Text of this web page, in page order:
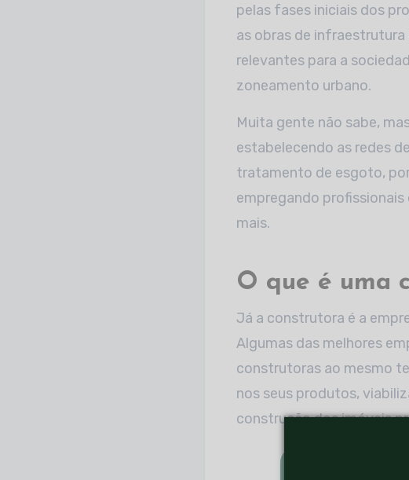
pelas fases iniciais dos
as obras de
relevantes para a
zoneamento urbano.
Muita gente não sabe,
estabelecendo as redes
tratamento de esgoto,
empregando
mais.
O que é uma
Já a construtora é a
Algumas das melhores
construtoras ao mesmo
nos seus produtos,
construção dos imóveis